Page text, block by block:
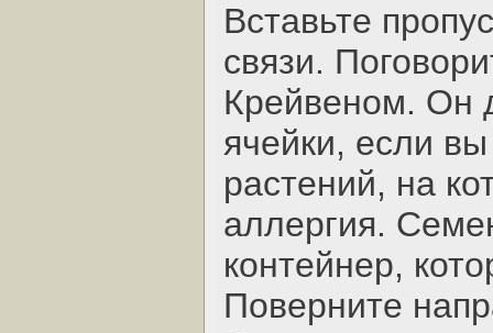
Вставьте
связи.
Крейвеном. Он
ячейки, если
растений, на
аллергия.
контейнер,
Поверните